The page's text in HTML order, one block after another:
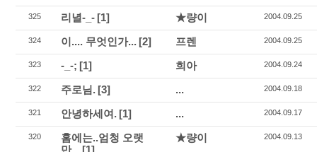
325 리녈-_- [1] ★량이 2004.09.25
324 이.... 무엇인가... [2] 프렌 2004.09.25
323 -_-; [1] 희아 2004.09.24
322 주로님. [3] ... 2004.09.18
321 안녕하세여. [1] ... 2004.09.17
320
홈에는..엄청 오랫
만... [1]
★량이 2004.09.13